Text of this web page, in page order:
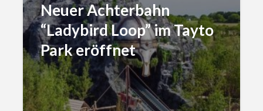
Neuer Achterbahn
“Ladybird Loop” im Tayto
Park eröffnet